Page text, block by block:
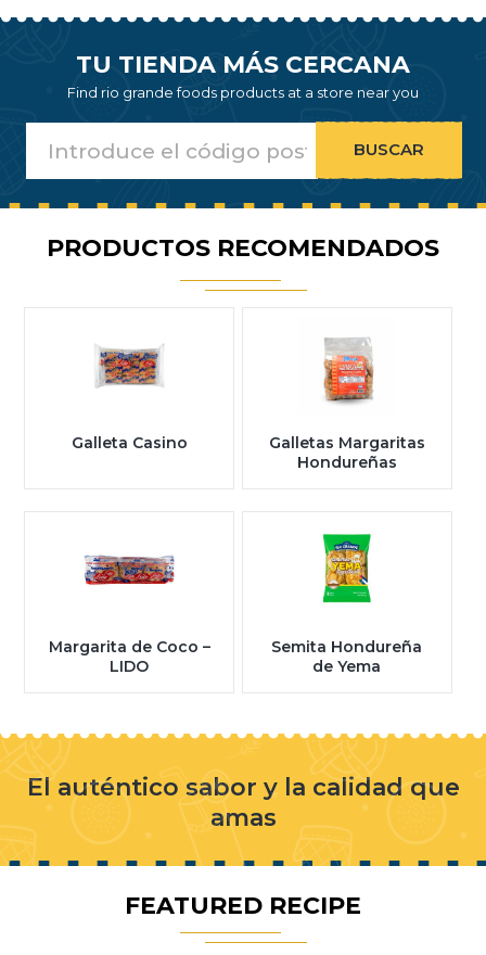
TU TIENDA MÁS CERCANA
Find rio grande foods products at a store near you
PRODUCTOS RECOMENDADOS
Galleta Casino
Galletas Margaritas
Hondureñas
Margarita de Coco –
LIDO
Semita Hondureña
de Yema
El auténtico sabor y la calidad que
amas
FEATURED RECIPE